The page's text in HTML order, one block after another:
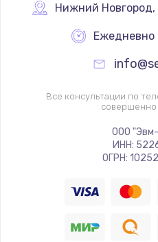
Замена
700
2500
1400
Нижний Новгород,
Ежедневно
Все консультации по
совершенно
ООО
ИНН:
ОГРН: